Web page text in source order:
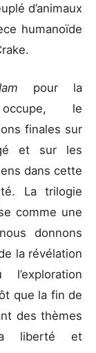
d’animaux
humanoïde
pour la
le
finales sur
et sur les
dans cette
La trilogie
comme une
donnons
la révélation
que la fin de
des thèmes
la liberté et